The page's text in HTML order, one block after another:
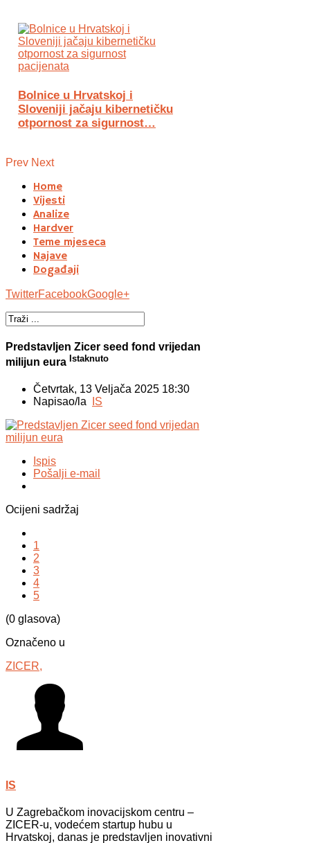
Bolnice u Hrvatskoj i
Sloveniji jačaju kibernetičku
otpornost za sigurnost…
Prev Next
Home
Vijesti
Analize
Hardver
Teme mjeseca
Najave
Događaji
TwitterFacebookGoogle+
Predstavljen Zicer seed fond vrijedan
milijun eura Istaknuto
Četvrtak, 13 Veljača 2025 18:30
Napisao/la
IS
Ispis
Pošalji e-mail
Ocijeni sadržaj
1
2
3
4
5
(0 glasova)
Označeno u
ZICER,
IS
U Zagrebačkom inovacijskom centru –
ZICER-u, vodećem startup hubu u
Hrvatskoj, danas je predstavljen inovativni